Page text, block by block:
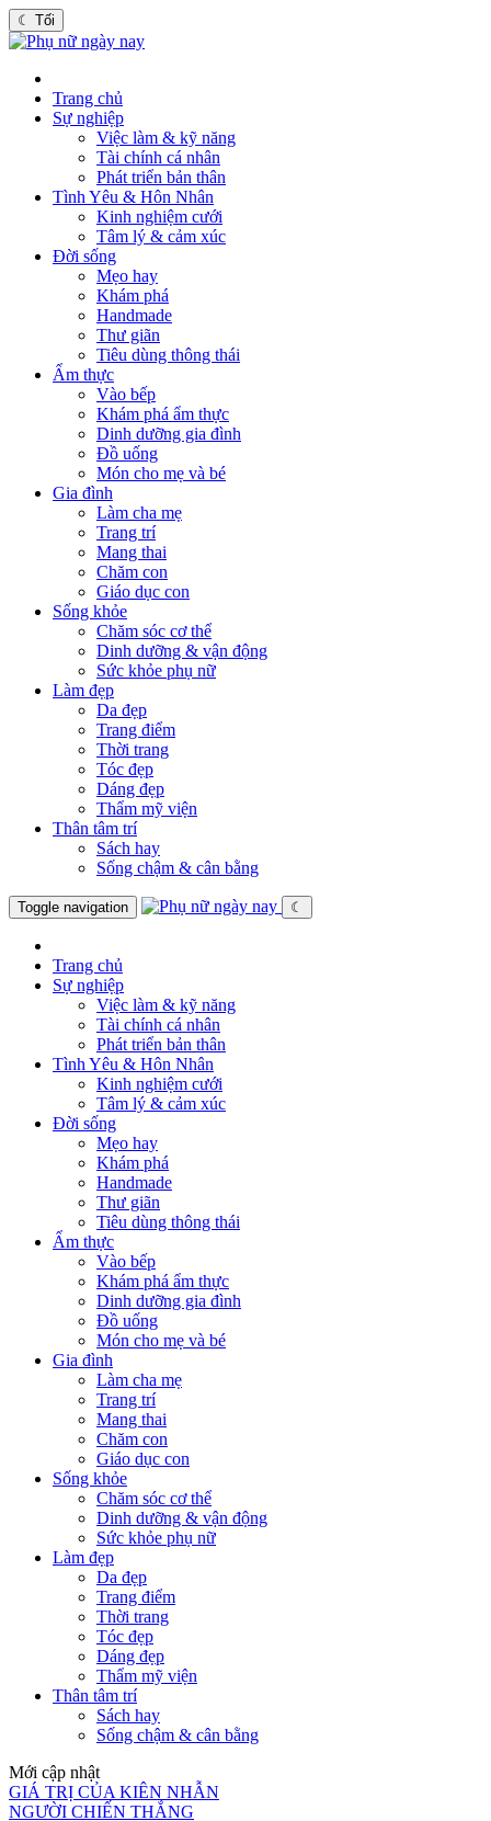
☾ Tối
Trang chủ
Sự nghiệp
Việc làm & kỹ năng
Tài chính cá nhân
Phát triển bản thân
Tình Yêu & Hôn Nhân
Kinh nghiệm cưới
Tâm lý & cảm xúc
Đời sống
Mẹo hay
Khám phá
Handmade
Thư giãn
Tiêu dùng thông thái
Ẩm thực
Vào bếp
Khám phá ẩm thực
Dinh dưỡng gia đình
Đồ uống
Món cho mẹ và bé
Gia đình
Làm cha mẹ
Trang trí
Mang thai
Chăm con
Giáo dục con
Sống khỏe
Chăm sóc cơ thể
Dinh dưỡng & vận động
Sức khỏe phụ nữ
Làm đẹp
Da đẹp
Trang điểm
Thời trang
Tóc đẹp
Dáng đẹp
Thẩm mỹ viện
Thân tâm trí
Sách hay
Sống chậm & cân bằng
Toggle navigation ☾
Trang chủ
Sự nghiệp
Việc làm & kỹ năng
Tài chính cá nhân
Phát triển bản thân
Tình Yêu & Hôn Nhân
Kinh nghiệm cưới
Tâm lý & cảm xúc
Đời sống
Mẹo hay
Khám phá
Handmade
Thư giãn
Tiêu dùng thông thái
Ẩm thực
Vào bếp
Khám phá ẩm thực
Dinh dưỡng gia đình
Đồ uống
Món cho mẹ và bé
Gia đình
Làm cha mẹ
Trang trí
Mang thai
Chăm con
Giáo dục con
Sống khỏe
Chăm sóc cơ thể
Dinh dưỡng & vận động
Sức khỏe phụ nữ
Làm đẹp
Da đẹp
Trang điểm
Thời trang
Tóc đẹp
Dáng đẹp
Thẩm mỹ viện
Thân tâm trí
Sách hay
Sống chậm & cân bằng
Mới cập nhật
GIÁ TRỊ CỦA KIÊN NHẪN
NGƯỜI CHIẾN THẮNG